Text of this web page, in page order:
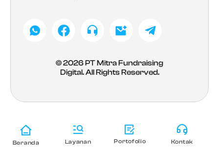
© 2026PT Mitra Fundraising
Digital. All Rights Reserved.
Beranda Layanan Portofolio Kontak